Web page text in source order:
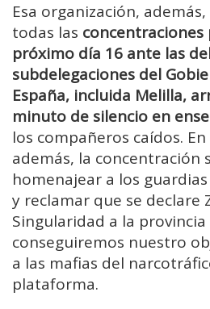
Esa organización,
todas las concentraciones
próximo día 16 ante las
subdelegaciones del
España, incluida Melilla,
minuto de silencio en
los compañeros caídos.
además, la concentración
homenajear a los
y reclamar que se declare
Singularidad a la
conseguiremos nuestro
a las mafias del
plataforma.